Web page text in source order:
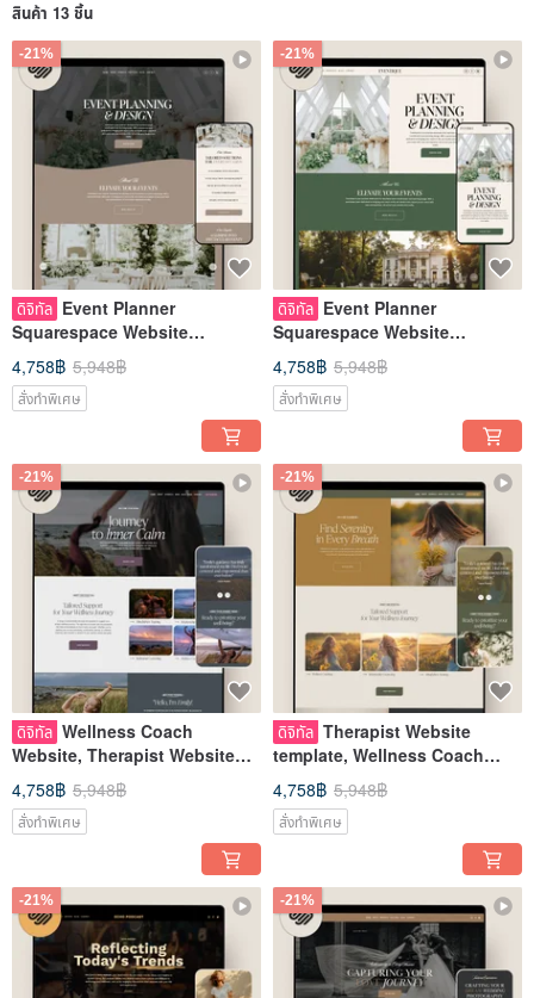
สินค้า 13 ชิ้น
-21%
ดิจิทัล Event Planner
Squarespace Website
Template, Wedding Planner
Template
4,758฿ 5,948฿
สั่งทำพิเศษ
-21%
ดิจิทัล Event Planner
Squarespace Website
Template, Event Planning
Template
4,758฿ 5,948฿
สั่งทำพิเศษ
-21%
ดิจิทัล Wellness Coach
Website, Therapist Website
template, Counselor
Psychologist
4,758฿ 5,948฿
สั่งทำพิเศษ
-21%
ดิจิทัล Therapist Website
template, Wellness Coach
Website, Counselor
Psychologist
4,758฿ 5,948฿
สั่งทำพิเศษ
-21% -21%